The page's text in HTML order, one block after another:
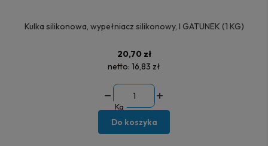
Kulka silikonowa, wypełniacz silikonowy, I GATUNEK (1 KG)
20,70 zł
netto: 16,83 zł
Kg
Do koszyka